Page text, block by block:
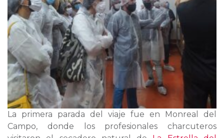
La primera parada del viaje fue en Monreal del
Campo, donde los profesionales charcuteros